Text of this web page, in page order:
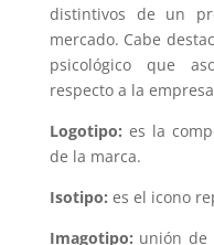
distintivos de un
mercado. Cabe
psicológico que
respecto a la
Logotipo: es la
de la marca.
Isotipo: es el icono
Imagotipo: unión de